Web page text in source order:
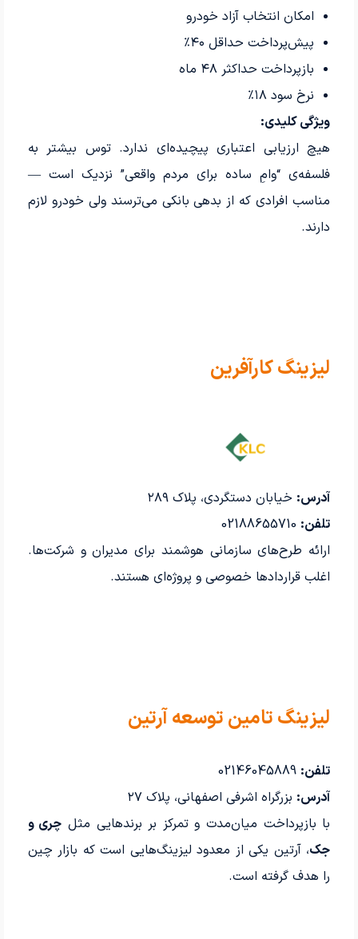
امکان انتخاب آزاد خودرو
پیش‌پرداخت حداقل ۴۰٪
بازپرداخت حداکثر ۴۸ ماه
نرخ سود ۱۸٪
ویژگی کلیدی:
هیچ ارزیابی اعتباری پیچیده‌ای ندارد. توس بیشتر به
فلسفه‌ی “وامِ ساده برای مردم واقعی” نزدیک است —
مناسب افرادی که از بدهی بانکی می‌ترسند ولی خودرو لازم
دارند.
لیزینگ کارآفرین
آدرس: خیابان دستگردی، پلاک ۲۸۹
تلفن:
ارائه طرح‌های سازمانی هوشمند برای مدیران و شرکت‌ها.
اغلب قراردادها خصوصی و پروژه‌ای هستند.
لیزینگ تامین توسعه آرتین
تلفن:
آدرس: بزرگراه اشرفی اصفهانی، پلاک ۲۷
با بازپرداخت میان‌مدت و تمرکز بر برندهایی مثل چری و
جک، آرتین یکی از معدود لیزینگ‌هایی است که بازار چین
را هدف گرفته است.